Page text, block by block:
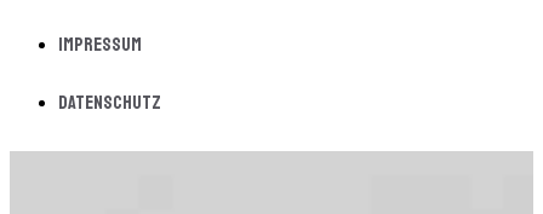
Impressum
Datenschutz